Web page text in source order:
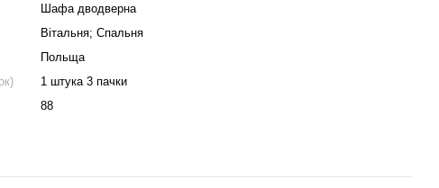
Шафа дводверна
Вітальня; Спальня
Польща
1 штука 3 пачки
88